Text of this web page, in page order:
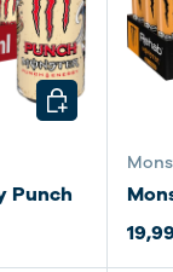
Punch
CHOISIR LES